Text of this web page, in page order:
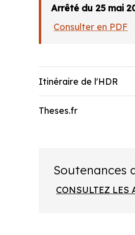
Arrêté du 25 mai
Consulter en PDF
Itinéraire de l'HDR
Theses.fr
Soutenances
CONSULTEZ LES